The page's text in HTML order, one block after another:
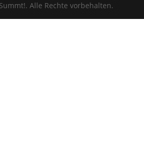
Alle Rechte vorbehalten.